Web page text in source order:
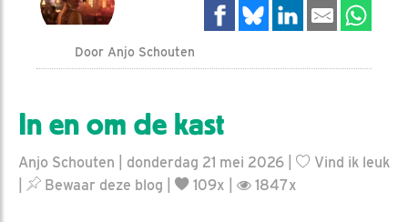
Door Anjo Schouten
In en om de kast
Anjo Schouten | donderdag 21 mei 2026 |
Vind ik leuk
Bewaar deze blog 109x | 1847x